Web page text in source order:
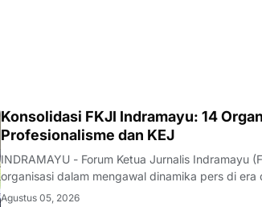
Konsolidasi FKJI Indramayu: 14
Profesionalisme dan KEJ
INDRAMAYU - Forum Ketua Jurnalis Indramayu
organisasi dalam mengawal dinamika pers di
rapat konsolidasi internal bertempat di Rumah
Agustus 05, 2026